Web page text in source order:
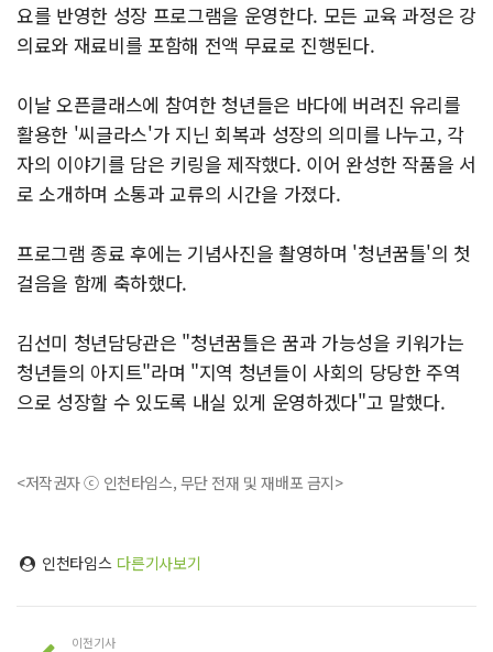
요를 반영한 성장 프로그램을 운영한다. 모든 교육 과정은 강
의료와 재료비를 포함해 전액 무료로 진행된다.
이날 오픈클래스에 참여한 청년들은 바다에 버려진 유리를
활용한 '씨글라스'가 지닌 회복과 성장의 의미를 나누고, 각
자의 이야기를 담은 키링을 제작했다. 이어 완성한 작품을 서
로 소개하며 소통과 교류의 시간을 가졌다.
프로그램 종료 후에는 기념사진을 촬영하며 '청년꿈틀'의 첫
걸음을 함께 축하했다.
김선미 청년담당관은 "청년꿈틀은 꿈과 가능성을 키워가는
청년들의 아지트"라며 "지역 청년들이 사회의 당당한 주역
으로 성장할 수 있도록 내실 있게 운영하겠다"고 말했다.
<저작권자 ⓒ 인천타임스, 무단 전재 및 재배포 금지>
인천타임스 다른기사보기
이전기사